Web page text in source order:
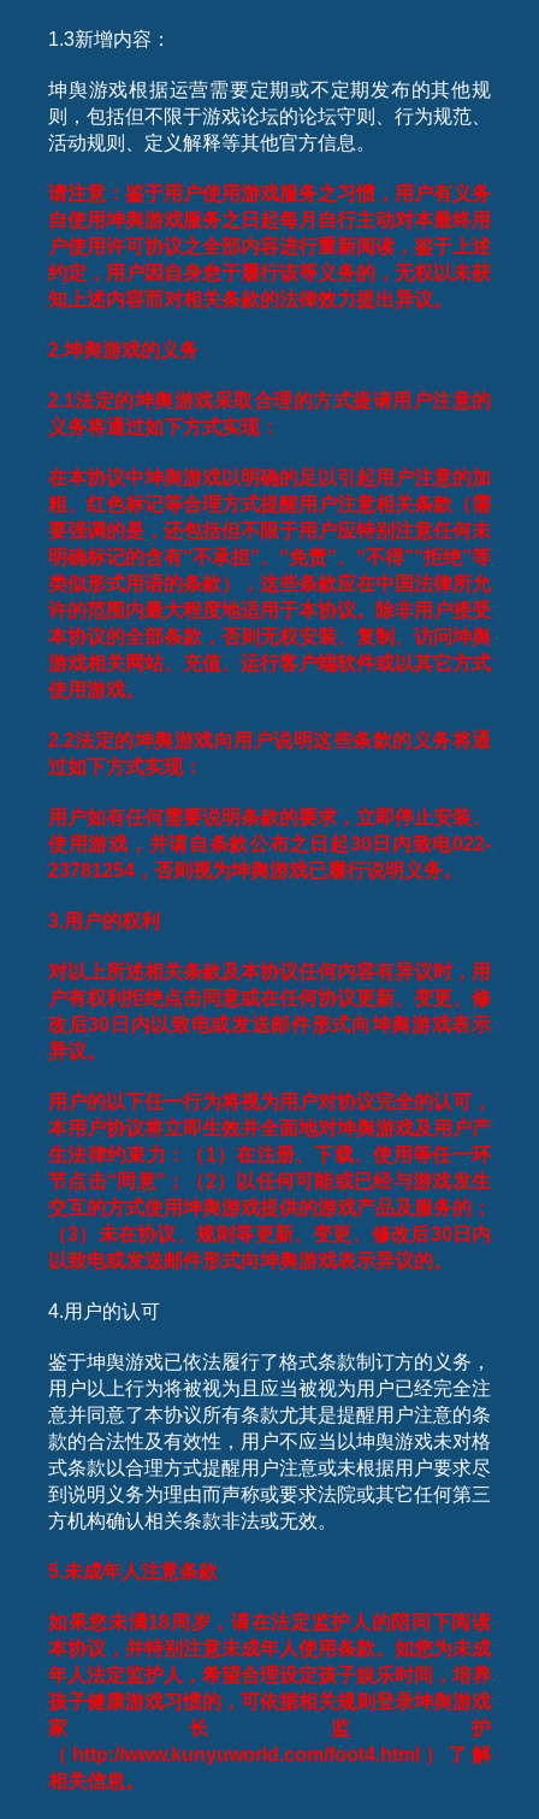
1.3新增内容：
坤舆游戏根据运营需要定期或不定期发布的其他规
则，包括但不限于游戏论坛的论坛守则、行为规范、
活动规则、定义解释等其他官方信息。
请注意：鉴于用户使用游戏服务之习惯，用户有义务
自使用坤舆游戏服务之日起每月自行主动对本最终用
户使用许可协议之全部内容进行重新阅读，鉴于上述
约定，用户因自身怠于履行该等义务的，无权以未获
知上述内容而对相关条款的法律效力提出异议。
2.坤舆游戏的义务
2.1法定的坤舆游戏采取合理的方式提请用户注意的
义务将通过如下方式实现：
在本协议中坤舆游戏以明确的足以引起用户注意的加
粗、红色标记等合理方式提醒用户注意相关条款（需
要强调的是，还包括但不限于用户应特别注意任何未
明确标记的含有“不承担”、“免责”、“不得”“拒绝”等
类似形式用语的条款），这些条款应在中国法律所允
许的范围内最大程度地适用于本协议。除非用户接受
本协议的全部条款，否则无权安装、复制、访问坤舆
游戏相关网站、充值、运行客户端软件或以其它方式
使用游戏。
2.2法定的坤舆游戏向用户说明这些条款的义务将通
过如下方式实现：
用户如有任何需要说明条款的要求，立即停止安装、
使用游戏，并请自条款公布之日起30日内致电022-
23781254 ，否则视为坤舆游戏已履行说明义务。
3.用户的权利
对以上所述相关条款及本协议任何内容有异议时，用
户有权利拒绝点击同意或在任何协议更新、变更、修
改后30 日内以致电或发送邮件形式向坤舆游戏表示
异议。
用户的以下任一行为将视为用户对协议完全的认可，
本用户协议将立即生效并全面地对坤舆游戏及用户产
生法律约束力：（1）在注册、下载、使用等任一环
节点击“同意”；（2）以任何可能或已经与游戏发生
交互的方式使用坤舆游戏提供的游戏产品及服务的；
（3）未在协议、规则等更新、变更、修改后30日内
以致电或发送邮件形式向坤舆游戏表示异议的。
4.用户的认可
鉴于坤舆游戏已依法履行了格式条款制订方的义务，
用户以上行为将被视为且应当被视为用户已经完全注
意并同意了本协议所有条款尤其是提醒用户注意的条
款的合法性及有效性，用户不应当以坤舆游戏未对格
式条款以合理方式提醒用户注意或未根据用户要求尽
到说明义务为理由而声称或要求法院或其它任何第三
方机构确认相关条款非法或无效。
5.未成年人注意条款
如果您未满18周岁，请在法定监护人的陪同下阅读
本协议，并特别注意未成年人使用条款。如您为未成
年人法定监护人，希望合理设定孩子娱乐时间，培养
孩子健康游戏习惯的，可依据相关规则登录坤舆游戏
家长监护
（ http://www.kunyuworld.com/foot4.html ）了解
相关信息。